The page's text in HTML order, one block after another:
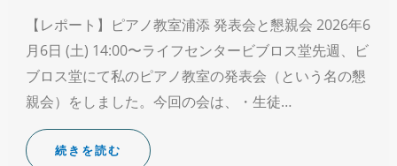
【レポート】ピアノ教室浦添 発表会と懇親会 2026年6
月6日 (土) 14:00〜ライフセンタービブロス堂先週、ビ
ブロス堂にて私のピアノ教室の発表会（という名の懇
親会）をしました。今回の会は、・生徒…
続きを読む